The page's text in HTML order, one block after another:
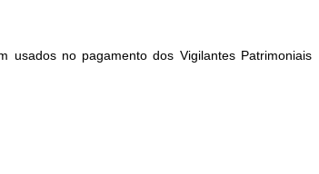
usados no pagamento dos Vigilantes Patrimoniais